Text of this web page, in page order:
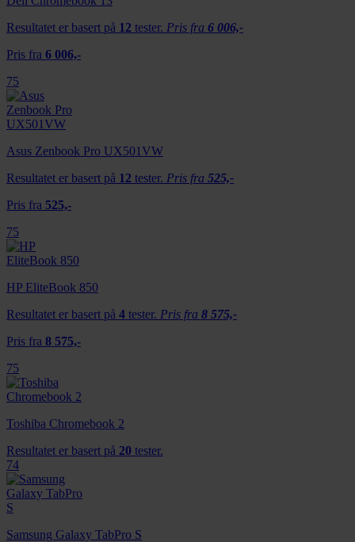
Resultatet er basert på 12 tester. Pris fra 6 006,-
Pris fra 6 006,-
75
Asus Zenbook Pro UX501VW
Resultatet er basert på 12 tester. Pris fra 525,-
Pris fra 525,-
75
HP EliteBook 850
Resultatet er basert på 4 tester. Pris fra 8 575,-
Pris fra 8 575,-
75
Toshiba Chromebook 2
Resultatet er basert på 20 tester.
74
Samsung Galaxy TabPro S